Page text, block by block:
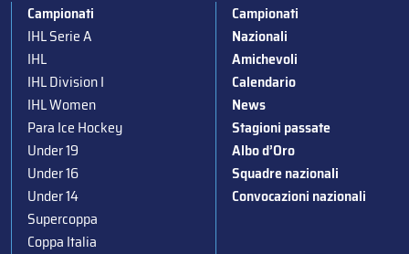
Campionati
IHL Serie A
IHL
IHL Division I
IHL Women
Para Ice Hockey
Under 19
Under 16
Under 14
Supercoppa
Coppa Italia
Campionati
Nazionali
Amichevoli
Calendario
News
Stagioni passate
Albo d’Oro
Squadre nazionali
Convocazioni nazionali